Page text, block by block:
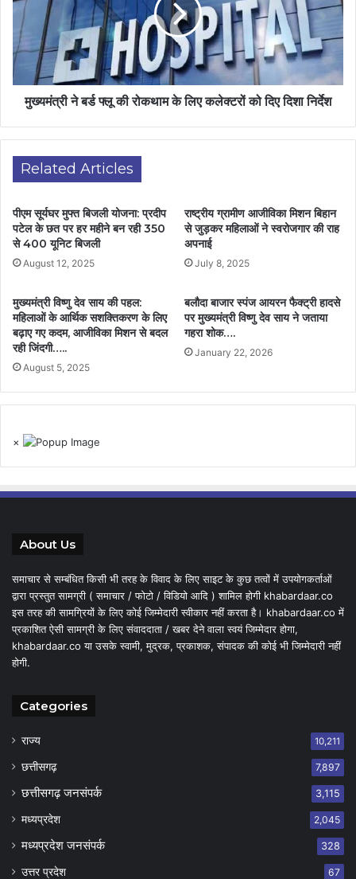
मुख्यमंत्री ने बर्ड फ्लू की रोकथाम के लिए कलेक्टरों को दिए दिशा निर्देश
Related Articles
पीएम सूर्यघर मुफ्त बिजली योजना: प्रदीप
पटेल के छत पर हर महीने बन रही 350
से 400 यूनिट बिजली
August 12, 2025
राष्ट्रीय ग्रामीण आजीविका मिशन बिहान
से जुड़कर महिलाओं ने स्वरोजगार की राह
अपनाई
July 8, 2025
मुख्यमंत्री विष्णु देव साय की पहल:
महिलाओं के आर्थिक सशक्तिकरण के लिए
बढ़ाए गए कदम, आजीविका मिशन से बदल
रही जिंदगी…..
August 5, 2025
बलौदा बाजार स्पंज आयरन फैक्ट्री हादसे
पर मुख्यमंत्री विष्णु देव साय ने जताया
गहरा शोक….
January 22, 2026
×
About Us
समाचार से सम्बंधित किसी भी तरह के विवाद के लिए साइट के कुछ तत्वों में उपयोगकर्ताओं
द्वारा प्रस्तुत सामग्री ( समाचार / फोटो / विडियो आदि ) शामिल होगी khabardaar.co
इस तरह की सामग्रियों के लिए कोई जिम्मेदारी स्वीकार नहीं करता है। khabardaar.co में
प्रकाशित ऐसी सामग्री के लिए संवाददाता / खबर देने वाला स्वयं जिम्मेदार होगा,
khabardaar.co या उसके स्वामी, मुद्रक, प्रकाशक, संपादक की कोई भी जिम्मेदारी नहीं
होगी.
Categories
राज्य 10,211
छत्तीसगढ़ 7,897
छत्तीसगढ़ जनसंपर्क 3,115
मध्यप्रदेश 2,045
मध्यप्रदेश जनसंपर्क 328
उत्तर प्रदेश 67